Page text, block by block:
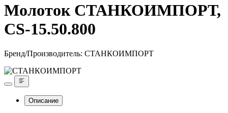
Молоток СТАНКОИМПОРТ,
CS-15.50.800
Бренд/Производитель: СТАНКОИМПОРТ
Описание